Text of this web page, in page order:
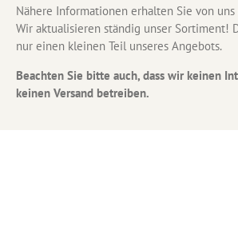
Nähere Informationen erhalten Sie von
Wir aktualisieren ständig unser Sortiment!
nur einen kleinen Teil unseres Angebots.
Beachten Sie bitte auch, dass wir keinen
keinen Versand betreiben.